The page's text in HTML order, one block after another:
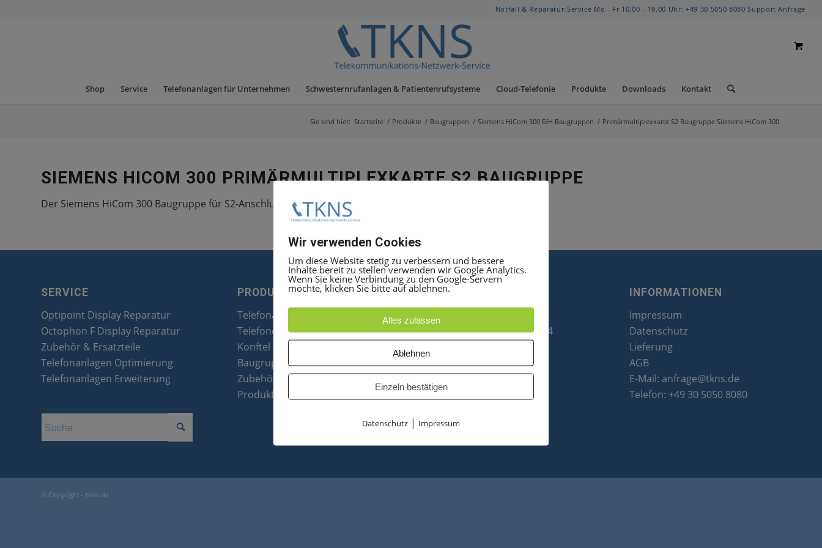
Notfall & Reparatur-Service Mo - Fr 10.00 - 19.00 Uhr: +49 30 5050 8080 Support Anfrage
Shop Service Telefonanlagen für Unternehmen Schwesternrufanlagen & Patientenrufsysteme Cloud-Telefonie Produkte Downloads Kontakt
Sie sind hier: Startseite / Produkte / Baugruppen / Siemens HiCom 300 E/H Baugruppen / Primärmultiplexkarte S2 Baugruppe Siemens HiCom 300
SIEMENS HICOM 300 PRIMÄRMULTIPLEXKARTE S2 BAUGRUPPE
Der Siemens HiCom 300 Baugruppe für S2-Anschlußorgan Amt
SERVICE
Optipoint Display Reparatur
Octophon F Display Reparatur
Zubehör & Ersatzteile
Telefonanlagen Optimierung
Telefonanlagen Erweiterung
PRODUKTE
Telefonanlagen
Telefone
Konftel Konferenztelefone
Baugruppen
Zubehör & Ersatzteile
Produktzusammenfassung
PARTNER
Telefonanlagen Service 24
Octopus F
Octopus E
Starke Power
INFORMATIONEN
Impressum
Datenschutz
Lieferung
AGB
E-Mail: anfrage@tkns.de
Telefon: +49 30 5050 8080
© Copyright - tkns.de
Wir verwenden Cookies
Um diese Website stetig zu verbessern und bessere
Inhalte bereit zu stellen verwenden wir Google Analytics.
Wenn Sie keine Verbindung zu den Google-Servern
möchte, klicken Sie bitte auf ablehnen.
Alles zulassen
Ablehnen
Einzeln bestätigen
Datenschutz | Impressum